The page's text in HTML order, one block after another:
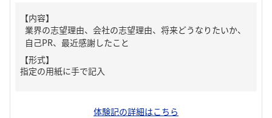
【内容】
業界の志望理由、会社の志望理由、将来どうなりたいか、
自己PR、最近感謝したこと
【形式】
指定の用紙に手で記入
体験記の詳細はこちら